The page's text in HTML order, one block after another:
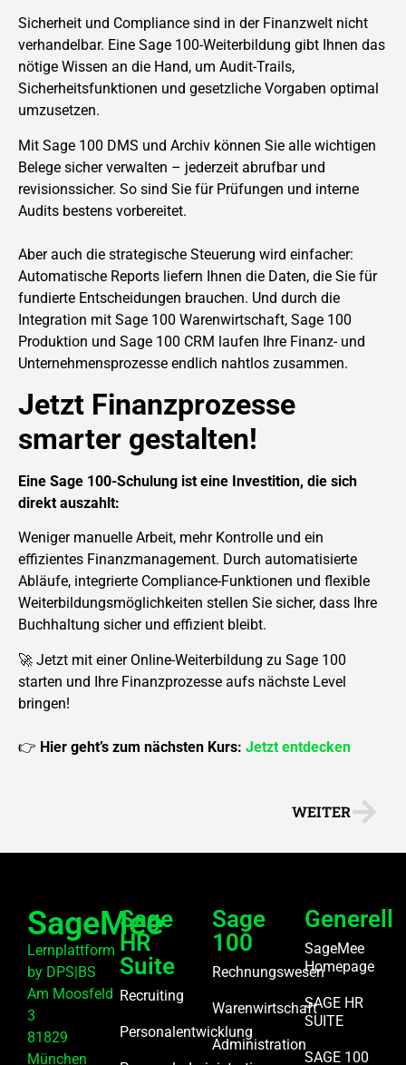
Sicherheit und Compliance sind in der Finanzwelt nicht
verhandelbar. Eine Sage 100-Weiterbildung gibt Ihnen das
nötige Wissen an die Hand, um Audit-Trails,
Sicherheitsfunktionen und gesetzliche Vorgaben optimal
umzusetzen.
Mit Sage 100 DMS und Archiv können Sie alle wichtigen
Belege sicher verwalten – jederzeit abrufbar und
revisionssicher. So sind Sie für Prüfungen und interne
Audits bestens vorbereitet.
Aber auch die strategische Steuerung wird einfacher:
Automatische Reports liefern Ihnen die Daten, die Sie für
fundierte Entscheidungen brauchen. Und durch die
Integration mit Sage 100 Warenwirtschaft, Sage 100
Produktion und Sage 100 CRM laufen Ihre Finanz- und
Unternehmensprozesse endlich nahtlos zusammen.
Jetzt Finanzprozesse
smarter gestalten!
Eine Sage 100-Schulung ist eine Investition, die sich
direkt auszahlt:
Weniger manuelle Arbeit, mehr Kontrolle und ein
effizientes Finanzmanagement. Durch automatisierte
Abläufe, integrierte Compliance-Funktionen und flexible
Weiterbildungsmöglichkeiten stellen Sie sicher, dass Ihre
Buchhaltung sicher und effizient bleibt.
🚀 Jetzt mit einer Online-Weiterbildung zu Sage 100
starten und Ihre Finanzprozesse aufs nächste Level
bringen!
👉 Hier geht’s zum nächsten Kurs: Jetzt entdecken
WEITER
SageMee
Lernplattform
by DPS|BS
Am Moosfeld
3
81829
München
Sage
HR
Suite
Recruiting
Personalentwicklung
Sage
100
Rechnungswesen
Warenwirtschaft
Administration
Generell
SageMee
Homepage
SAGE HR
SUITE
SAGE 100